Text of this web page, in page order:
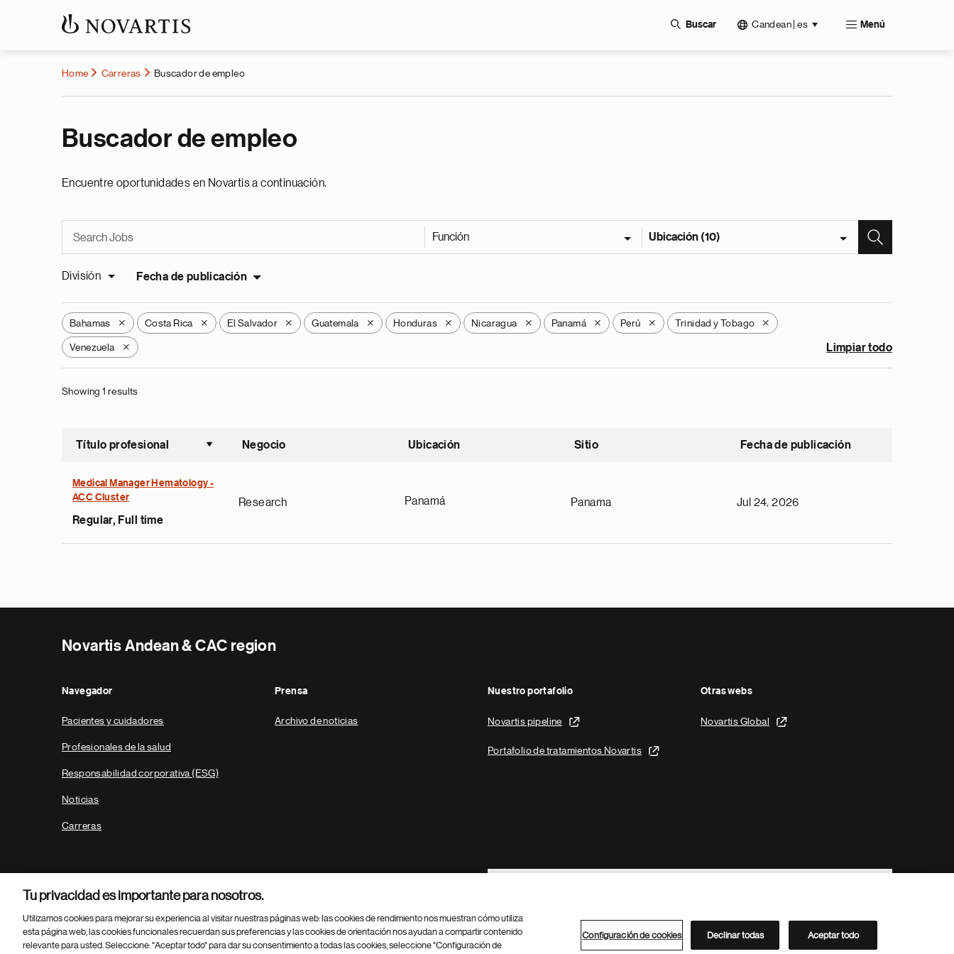
Buscar Candean | es Menú
Home Carreras Buscador de empleo
Buscador de empleo
Encuentre oportunidades en Novartis a continuación.
Función Ubicación (10)
División Fecha de publicación
Bahamas X Costa Rica X El Salvador X Guatemala X Honduras X Nicaragua X Panamá X Perú X Trinidad y Tobago X
Venezuela X Limpiar todo
Showing 1 results
Título profesional
Ordenar ascendente
Negocio Ubicación Sitio Fecha de publicación
Medical Manager Hematology -
ACC Cluster
Regular, Full time
Research Panamá Panama Jul 24, 2026
Novartis Andean & CAC region
Navegador
Pacientes y cuidadores
Profesionales de la salud
Responsabilidad corporativa (ESG)
Noticias
Carreras
Prensa
Archivo de noticias
Nuestro portafolio
Novartis pipeline
Portafolio de tratamientos Novartis
Otras webs
Novartis Global
Footer Site Search
Parte
© 2026 Novartis AG Directorio de Novartis
Tu privacidad es importante para nosotros.
Utilizamos cookies para mejorar su experiencia al visitar nuestras páginas web: las cookies de rendimiento nos muestran cómo utiliza
esta página web, las cookies funcionales recuerdan sus preferencias y las cookies de orientación nos ayudan a compartir contenido
relevante para usted. Seleccione: "Aceptar todo" para dar su consentimiento a todas las cookies, seleccione "Configuración de
Configuración de cookies Declinar todas Aceptar todo